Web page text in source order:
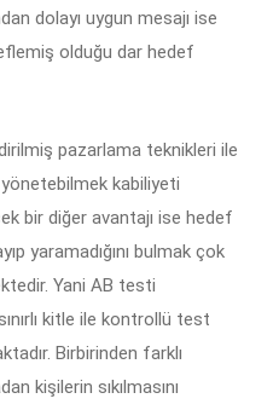
dolayı uygun mesajı ise
olduğu dar hedef
pazarlama teknikleri ile
kabiliyeti
bir diğer avantajı ise hedef
yaramadığını bulmak çok
Yani AB testi
kitle ile kontrollü test
Birbirinden farklı
kişilerin sıkılmasını